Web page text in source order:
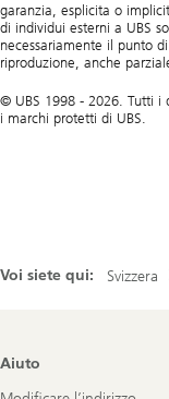
garanzia, esplicita o
di individui esterni a UBS
necessariamente il punto
riproduzione, anche
© UBS 1998 - 2026. Tutti i
i marchi protetti di UBS.
Voi siete qui: Svizzera
Footer
Aiuto